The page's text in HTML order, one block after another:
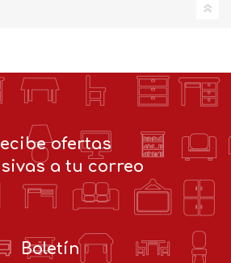
ofertas
a tu correo
Boletín